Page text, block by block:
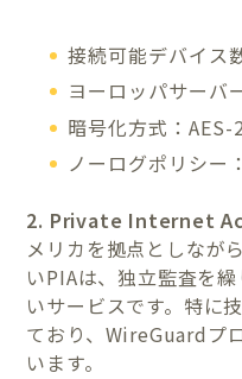
接続可能デバイス
ヨーロッパサーバ
暗号化方式：AES-
ノーログポリシー
2. Private Internet
メリカを拠点としなが
いPIAは、独立監査を
いサービスです。特に
ており、WireGuardプ
います。